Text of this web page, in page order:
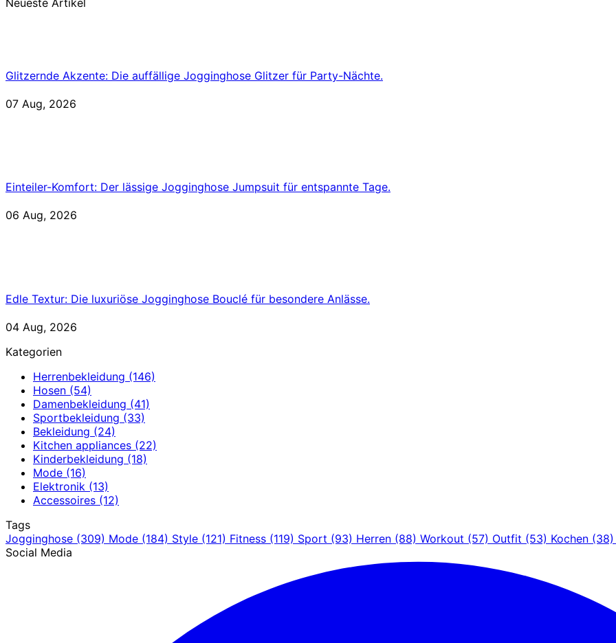
Neueste Artikel
Glitzernde Akzente: Die auffällige Jogginghose Glitzer für Party-Nächte.
07 Aug, 2026
Einteiler-Komfort: Der lässige Jogginghose Jumpsuit für entspannte Tage.
06 Aug, 2026
Edle Textur: Die luxuriöse Jogginghose Bouclé für besondere Anlässe.
04 Aug, 2026
Kategorien
Herrenbekleidung (146)
Hosen (54)
Damenbekleidung (41)
Sportbekleidung (33)
Bekleidung (24)
Kitchen appliances (22)
Kinderbekleidung (18)
Mode (16)
Elektronik (13)
Accessoires (12)
Tags
Jogginghose (309) Mode (184) Style (121) Fitness (119) Sport (93) Herren (88) Workout (57) Outfit (53) Kochen (38)
Social Media